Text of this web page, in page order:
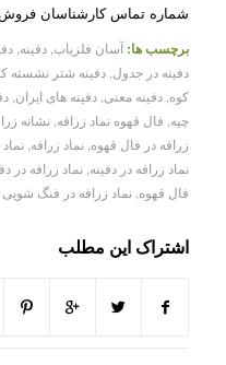
شماره تماس کارشناسان
برچسب ها: آسان فلزیاب دفینه
دفینه در جدول دفینه شتر نشسته
کوه دفینه معنی دفینه های ایران
چیه فال قهوه نماد زرافه نشانه
زرافه در فال قهوه نماد زرافه
نماد زرافه در دفینه نماد زرافه در
فال قهوه نماد زرافه در فنگ شویی
اشتراک این مطلب